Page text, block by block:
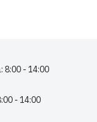
8:00 - 14:00
- 14:00